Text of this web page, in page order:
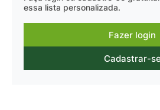
essa lista personalizada.
Fazer login
Cadastrar-se